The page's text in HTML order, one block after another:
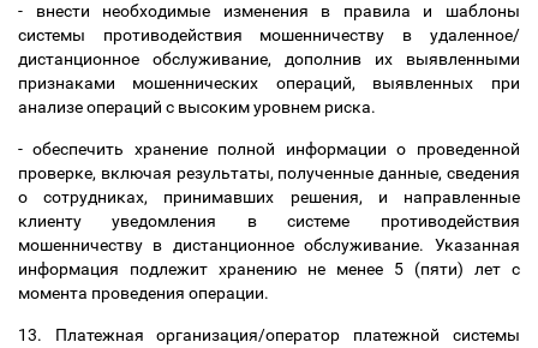
- внести необходимые изменения в правила и шаблоны
системы противодействия мошенничеству в удаленное/
дистанционное обслуживание, дополнив их выявленными
признаками мошеннических операций, выявленных при
анализе операций с высоким уровнем риска.
- обеспечить хранение полной информации о проведенной
проверке, включая результаты, полученные данные, сведения
о сотрудниках, принимавших решения, и направленные
клиенту уведомления в системе противодействия
мошенничеству в дистанционное обслуживание. Указанная
информация подлежит хранению не менее 5 (пяти) лет с
момента проведения операции.
13. Платежная организация/оператор платежной системы